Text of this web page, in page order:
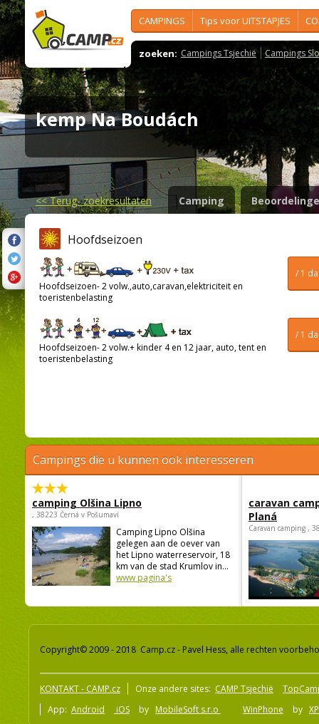
CAMPINGS Tips voor UITSTAPJES
zoeken: Campings Tsjechië Campings
kemp Na Boudách
<<Terug- zoekresultaten Camping
Hoofdseizoen
/ 1
Hoofdseizoen- 2 volw.,auto,caravan,elektriciteit en
toeristenbelasting
/ 1
Hoofdseizoen- 2 volw.+ kinder 4 en 12 jaar, auto, tent en
toeristenbelasting
Campings die u kunnen ook interesseren
camping Olšina Lipno
, 38223 Černá v Pošumaví
Camping Lipno Olšina
gelegen aan de oever van
het Lipno waterreservoir, 18
km van de stad Krumlov in...
www pagina's
caravan
Planá
Caravan camping ,
Copyright© 2009 - 2018 Camp.cz - Pavel Hess, alle rechten
KONTAKT - CAMP.cz Onze andere sites: CAMP Tsjechië
App: Android iOS by MobileSoft s.r.o WinPhone by